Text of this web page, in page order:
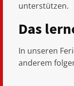
unterstützen.
Das
In unseren
anderem